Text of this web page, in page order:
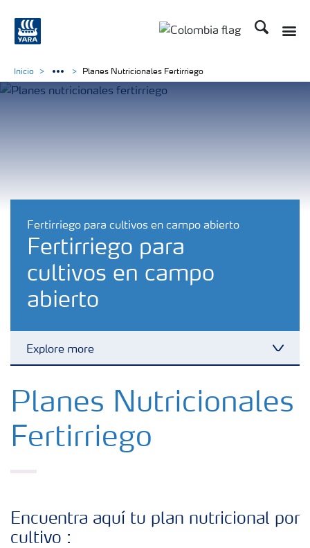
Buscar
Fertirriego para cultivos en campo abierto
Fertirriego para
cultivos en campo
abierto
Explore more
Fertilizantes con baja Huella de Carbono
Productos
Almacenaje y manejo de fertilizantes
Inicio Planes Nutricionales Fertirriego
Planes Nutricionales
Fertirriego
Encuentra aquí tu plan nutricional por
cultivo :